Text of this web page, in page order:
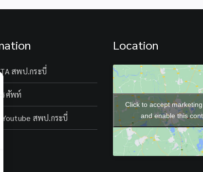
สพป.กระบี่
รศัพท์
Youtube สพป.กระบี่
Location
Click to accept
and enable this